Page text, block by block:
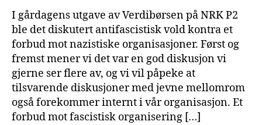
I gårdagens utgave av Verdibørsen på NRK P2
ble det diskutert antifascistisk vold kontra et
forbud mot nazistiske organisasjoner. Først og
fremst mener vi det var en god diskusjon vi
gjerne ser flere av, og vi vil påpeke at
tilsvarende diskusjoner med jevne mellomrom
også forekommer internt i vår organisasjon. Et
forbud mot fascistisk organisering […]